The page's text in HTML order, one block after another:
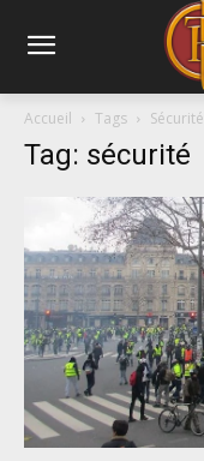
Accueil Tags Sécurité
Tag: sécurité